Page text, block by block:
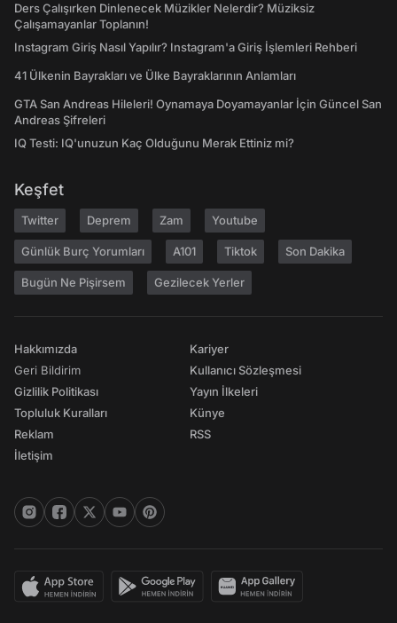
Ders Çalışırken Dinlenecek Müzikler Nelerdir? Müziksiz
Çalışamayanlar Toplanın!
Instagram Giriş Nasıl Yapılır? Instagram'a Giriş İşlemleri Rehberi
41 Ülkenin Bayrakları ve Ülke Bayraklarının Anlamları
GTA San Andreas Hileleri! Oynamaya Doyamayanlar İçin Güncel San
Andreas Şifreleri
IQ Testi: IQ'unuzun Kaç Olduğunu Merak Ettiniz mi?
Keşfet
Twitter Deprem Zam Youtube
Günlük Burç Yorumları A101 Tiktok Son Dakika
Bugün Ne Pişirsem Gezilecek Yerler
Hakkımızda
Geri Bildirim
Gizlilik Politikası
Topluluk Kuralları
Reklam
İletişim
Kariyer
Kullanıcı Sözleşmesi
Yayın İlkeleri
Künye
RSS